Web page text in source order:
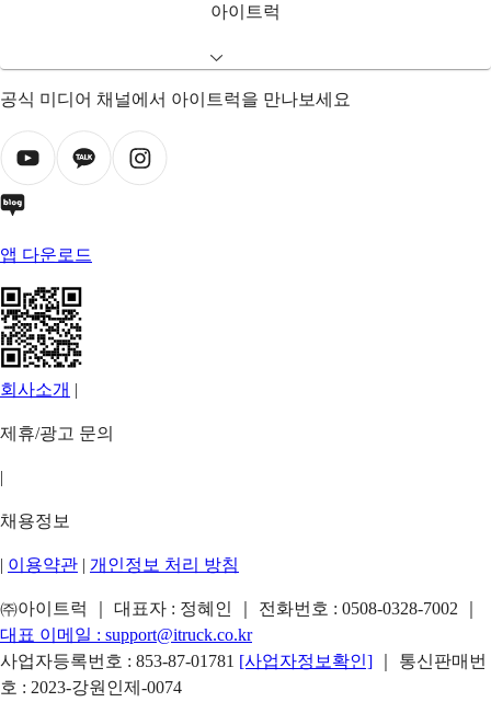
아이트럭
공식 미디어 채널에서 아이트럭을 만나보세요
앱 다운로드
회사소개 |
제휴/광고 문의
|
채용정보
| 이용약관 | 개인정보 처리 방침
㈜아이트럭 ｜ 대표자 : 정혜인 ｜ 전화번호 : 0508-0328-7002
대표 이메일 : support@itruck.co.kr
사업자등록번호 : 853-87-01781 [사업자정보확인]
｜ 통신판매번
호 : 2023-강원인제-0074